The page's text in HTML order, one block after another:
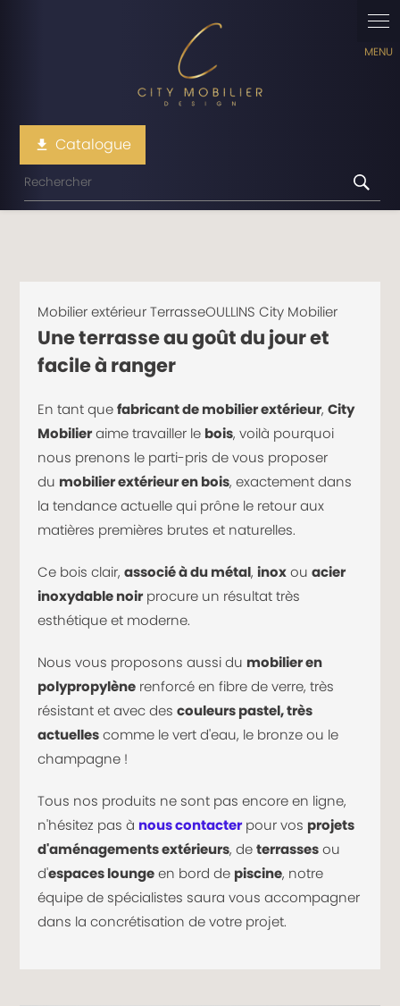
file_download Catalogue
Mobilier extérieur TerrasseOULLINS City Mobilier
Une terrasse au goût du jour et
facile à ranger
En tant quefabricant de mobilier extérieur,City
Mobilieraime travailler le bois, voilà pourquoi
nous prenons le parti-pris de vous proposer
du mobilier extérieur en bois, exactement dans
la tendance actuelle qui prône le retour aux
matières premières brutes et naturelles.
Ce bois clair,associé à du métal,inoxouacier
inoxydable noir procure un résultat très
esthétique et moderne.
Nous vous proposons aussi du mobilier en
polypropylène renforcé en fibre de verre, très
résistant et avec descouleurs pastel, très
actuellescomme le vert d'eau, le bronze ou le
champagne !
Tous nos produits ne sont pas encore en ligne,
n'hésitez pas à nous contacterpour vos projets
d'aménagements extérieurs, deterrassesou
d'espaces loungeen bord de piscine, notre
équipe de spécialistes saura vous accompagner
dans la concrétisation de votre projet.